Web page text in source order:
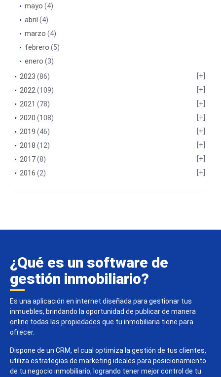
mayo (4)
abril (4)
marzo (4)
febrero (5)
enero (3)
2023 (86)
2022(109)
2021 (78)
2020 (108)
2019 (46)
2018 (12)
2017(8)
2016 (2)
¿Qué es un software de
gestión inmobiliario?
Es una aplicación en internet diseñada para gestionar tus
inmuebles, brindando la oportunidad de publicar de manera
online todas las propiedades que tu inmobiliaria tiene para
ofrecer.
Dispone de un CRM, el cual optimiza la gestión de tus clientes,
utiliza estrategias de marketing ideales para posicionamiento
de tu negocio inmobiliario, logrando tener mejor control de tu